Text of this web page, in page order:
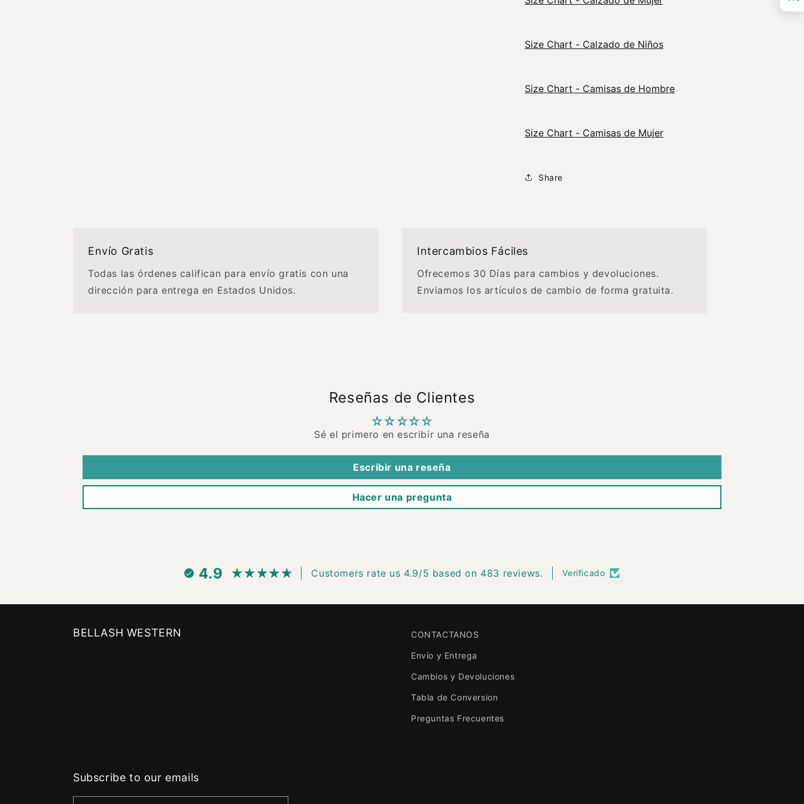
Size Chart - Calzado de Niños
Size Chart - Camisas de Hombre
Size Chart - Camisas de Mujer
Share
Envío Gratis
Todas las órdenes califican para envío gratis con una
dirección para entrega en Estados Unidos.
Intercambios Fáciles
Ofrecemos 30 Días para cambios y devoluciones.
Enviamos los artículos de cambio de forma gratuita.
Reseñas de Clientes
Sé el primero en escribir una reseña
Escribir una reseña
Hacer una pregunta
4.9 Customers rate us 4.9/5 based on 483 reviews. Verificado
BELLASH WESTERN CONTACTANOS
Envío y Entrega
Cambios y Devoluciones
Tabla de Conversion
Preguntas Frecuentes
Subscribe to our emails